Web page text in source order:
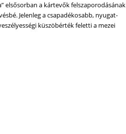
elsősorban a kártevők felszaporodásának
Jelenleg a csapadékosabb, nyugat-
küszöbérték feletti a mezei